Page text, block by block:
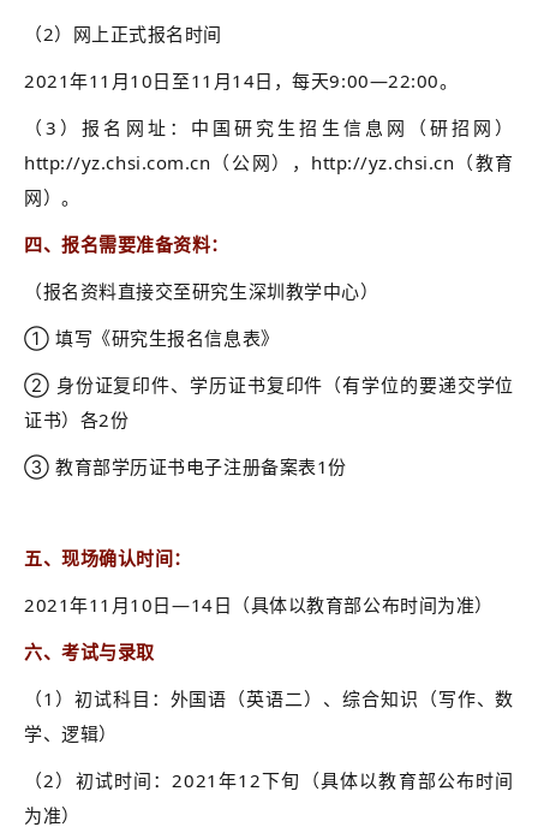
（2）网上正式报名时间
2021年11月10日至11月14日，每天9:00—22:00。
（3）报名网址：中国研究生招生信息网（研招网）
http://yz.chsi.com.cn（公网），http://yz.chsi.cn（教育
网）。
四、报名需要准备资料：
（报名资料直接交至研究生深圳教学中心）
① 填写《研究生报名信息表》
② 身份证复印件、学历证书复印件（有学位的要递交学位
证书）各2份
③ 教育部学历证书电子注册备案表1份
五、现场确认时间：
2021年11月10日—14日（具体以教育部公布时间为准）
六、考试与录取
（1）初试科目：外国语（英语二）、综合知识（写作、数
学、逻辑）
（2）初试时间：2021年12下旬（具体以教育部公布时间
为准）